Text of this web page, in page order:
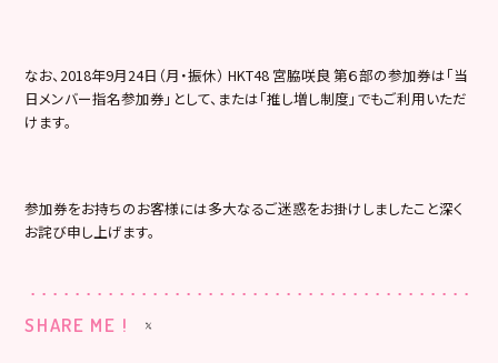
なお、2018年9月24日（月・振休） HKT48 宮脇咲良 第６部の参加券は「当
日メンバー指名参加券」として、または「推し増し制度」でもご利用いただ
けます。
参加券をお持ちのお客様には多大なるご迷惑をお掛けしましたこと深く
お詫び申し上げます。
SHARE ME !